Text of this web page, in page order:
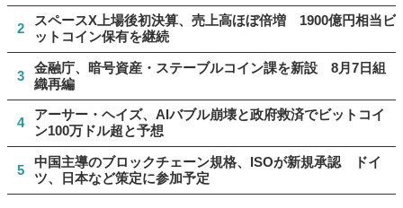
2
スペースX上場後初決算、売上高ほぼ倍増 1900億円相当ビ
ットコイン保有を継続
3
金融庁、暗号資産・ステーブルコイン課を新設 8月7日組
織再編
4
アーサー・ヘイズ、AIバブル崩壊と政府救済でビットコイ
ン100万ドル超と予想
5
中国主導のブロックチェーン規格、ISOが新規承認 ドイ
ツ、日本など策定に参加予定